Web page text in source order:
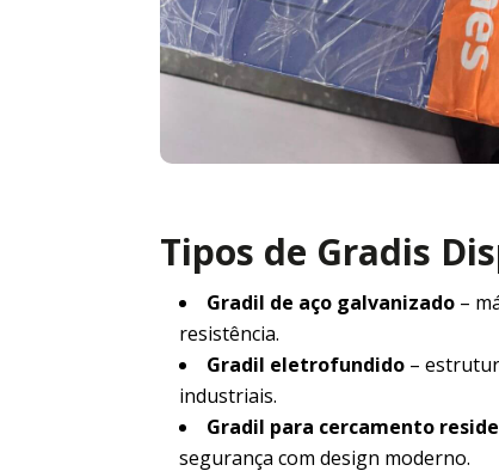
Tipos de Gradis
Gradil de aço galvanizado –
resistência.
Gradil eletrofundido –
industriais.
Gradil para cercamento
segurança com design moderno.